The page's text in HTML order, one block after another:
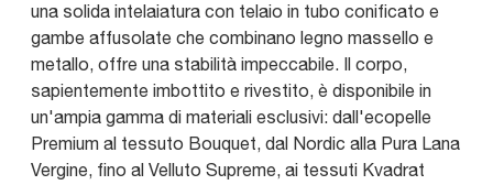
una solida intelaiatura con telaio in tubo conificato e
gambe affusolate che combinano legno massello e
metallo, offre una stabilità impeccabile. Il corpo,
sapientemente imbottito e rivestito, è disponibile in
un'ampia gamma di materiali esclusivi: dall'ecopelle
Premium al tessuto Bouquet, dal Nordic alla Pura Lana
Vergine, fino al Velluto Supreme, ai tessuti Kvadrat